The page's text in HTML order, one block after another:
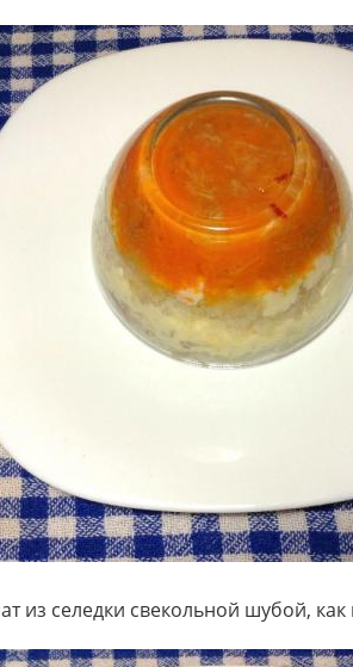
из селедки свекольной шубой,